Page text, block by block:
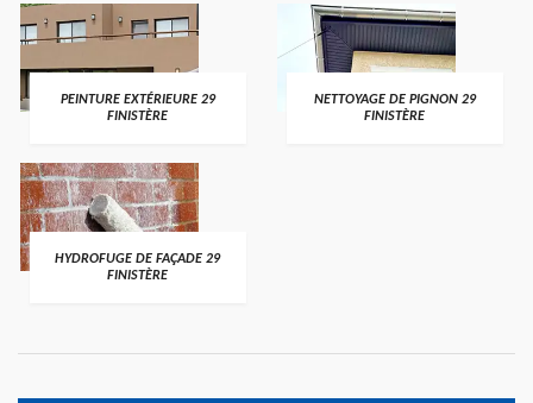
PEINTURE EXTÉRIEURE 29
FINISTÈRE
NETTOYAGE DE PIGNON 29
FINISTÈRE
HYDROFUGE DE FAÇADE 29
FINISTÈRE